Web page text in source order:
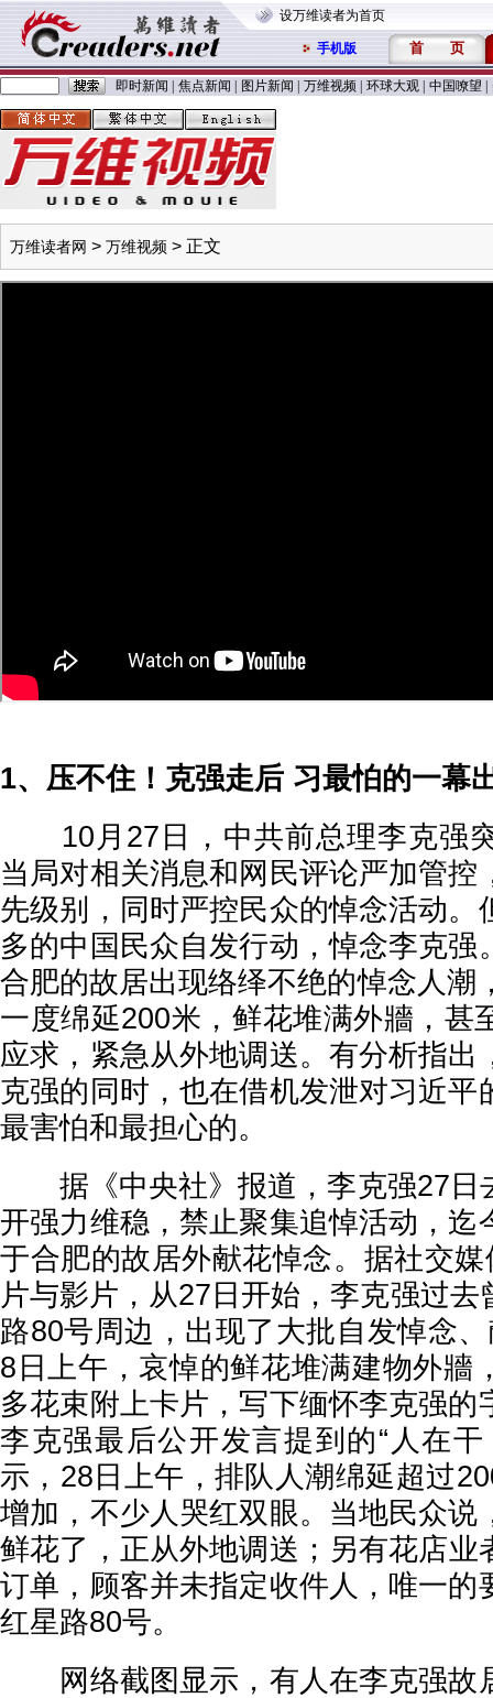
设万维读者为首页
手机版 首 页
即时新闻 焦点新闻 图片新闻 万维视频 环球大观 中国嘹望
万维读者网 > 万维视频 > 正文
1、压不住！克强走后 习最怕的一幕
10月27日，中共前总理李克强
当局对相关消息和网民评论严加管控
先级别，同时严控民众的悼念活动。
多的中国民众自发行动，悼念李克强
合肥的故居出现络绎不绝的悼念人潮
一度绵延200米，鲜花堆满外牆，甚
应求，紧急从外地调送。有分析指出
克强的同时，也在借机发泄对习近平
最害怕和最担心的。
据《中央社》报道，李克强27日
开强力维稳，禁止聚集追悼活动，迄
于合肥的故居外献花悼念。据社交
片与影片，从27日开始，李克强过
路80号周边，出现了大批自发悼念
8日上午，哀悼的鲜花堆满建物外牆
多花束附上卡片，写下缅怀李克强的
李克强最后公开发言提到的“人在
示，28日上午，排队人潮绵延超过
增加，不少人哭红双眼。当地民众说
鲜花了，正从外地调送；另有花店业
订单，顾客并未指定收件人，唯一的
红星路80号。
网络截图显示，有人在李克强故